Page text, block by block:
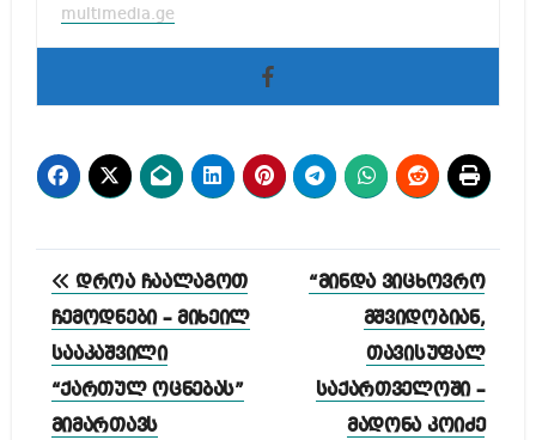
multimedia.ge
პოსტის
ნავიგაცია
დროა ჩაალაგოთ
ჩემოდნები – მიხეილ
სააკაშვილი
“ქართულ ოცნებას”
მიმართავს
“მინდა ვიცხოვრო
მშვიდობიან,
თავისუფალ
საქართველოში –
მადონა კოიძე